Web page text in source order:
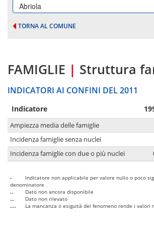
Abriola
TORNA AL COMUNE
FAMIGLIE | Struttura
INDICATORI AI CONFINI DEL 2011
Indicatore
Ampiezza media delle famiglie
Incidenza famiglie senza nuclei
Incidenza famiglie con due o più nuclei
-
Indicatore non applicabile per valore nullo o poco
denominatore
..
Dato non ancora disponibile
...
Dato non rilevato
....
La mancanza o esiguità del fenomeno rende i valori